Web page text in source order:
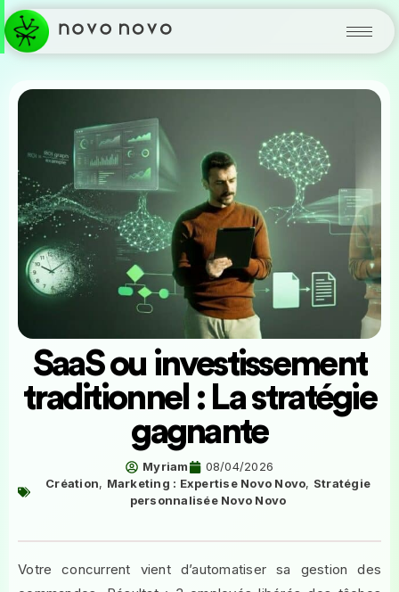
SaaS ou investissement
traditionnel : La stratégie
gagnante
Myriam
08/04/2026
Création, Marketing : Expertise Novo Novo, Stratégie
personnalisée Novo Novo
Votre concurrent vient d’automatiser sa gestion des